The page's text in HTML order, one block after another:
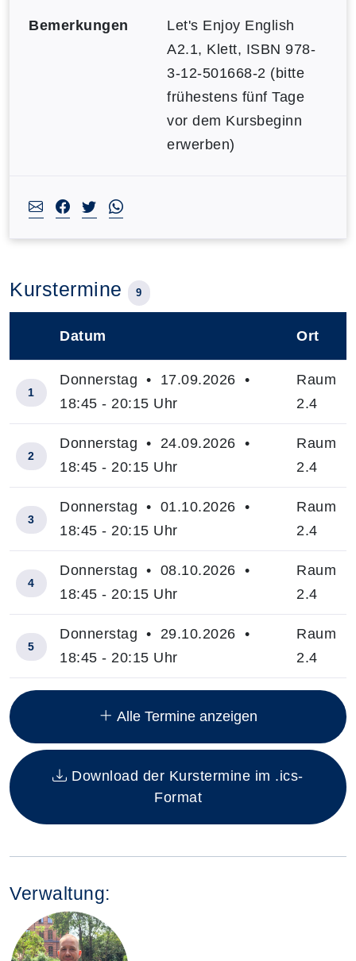
Bemerkungen
Let's Enjoy English
A2.1, Klett, ISBN 978-
3-12-501668-2 (bitte
frühestens fünf Tage
vor dem Kursbeginn
erwerben)
Kurstermine 9
Insgesamt gibt es 9 Termine zum diesen Kurs
Datum Ort
1
Donnerstag • 17.09.2026 •
18:45 - 20:15 Uhr
Raum
2.4
2
Donnerstag • 24.09.2026 •
18:45 - 20:15 Uhr
Raum
2.4
3
Donnerstag • 01.10.2026 •
18:45 - 20:15 Uhr
Raum
2.4
4
Donnerstag • 08.10.2026 •
18:45 - 20:15 Uhr
Raum
2.4
5
Donnerstag • 29.10.2026 •
18:45 - 20:15 Uhr
Raum
2.4
Alle Termine anzeigen
Download der Kurstermine im .ics-
Format
Verwaltung: